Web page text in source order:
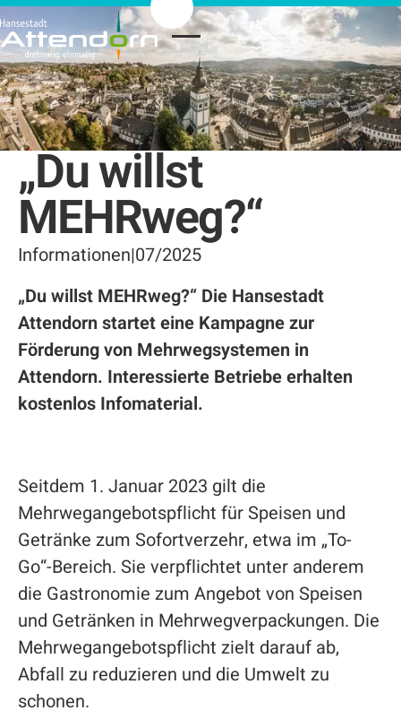
„Du willst
MEHRweg?“
Informationen|07/2025
„Du willst MEHRweg?“ Die Hansestadt
Attendorn startet eine Kampagne zur
Förderung von Mehrwegsystemen in
Attendorn. Interessierte Betriebe erhalten
kostenlos Infomaterial.
Seitdem 1. Januar 2023 gilt die
Mehrwegangebotspflicht für Speisen und
Getränke zum Sofortverzehr, etwa im „To-
Go“-Bereich. Sie verpflichtet unter anderem
die Gastronomie zum Angebot von Speisen
und Getränken in Mehrwegverpackungen. Die
Mehrwegangebotspflicht zielt darauf ab,
Abfall zu reduzieren und die Umwelt zu
schonen.